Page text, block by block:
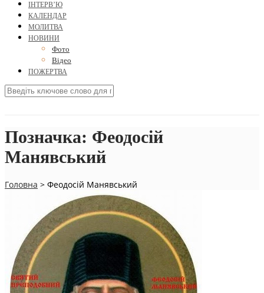
ІНТЕРВ’Ю
КАЛЕНДАР
МОЛИТВА
НОВИНИ
Фото
Відео
ПОЖЕРТВА
Позначка: Феодосій
Манявський
Головна > Феодосій Манявський